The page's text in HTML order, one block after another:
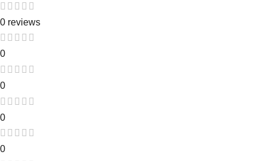
0 reviews
0
0
0
0